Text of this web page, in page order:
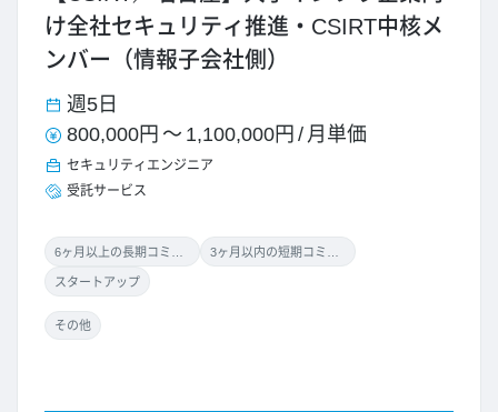
け全社セキュリティ推進・CSIRT中核メ
ンバー（情報子会社側）
週5日
800,000円 ～ 1,100,000円 / 月単価
セキュリティエンジニア
受託サービス
スタートアップ
その他